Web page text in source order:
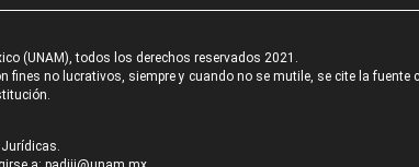
(UNAM), todos los derechos reservados 2021.
fines no lucrativos, siempre y cuando no se mutile, se cite la fuente